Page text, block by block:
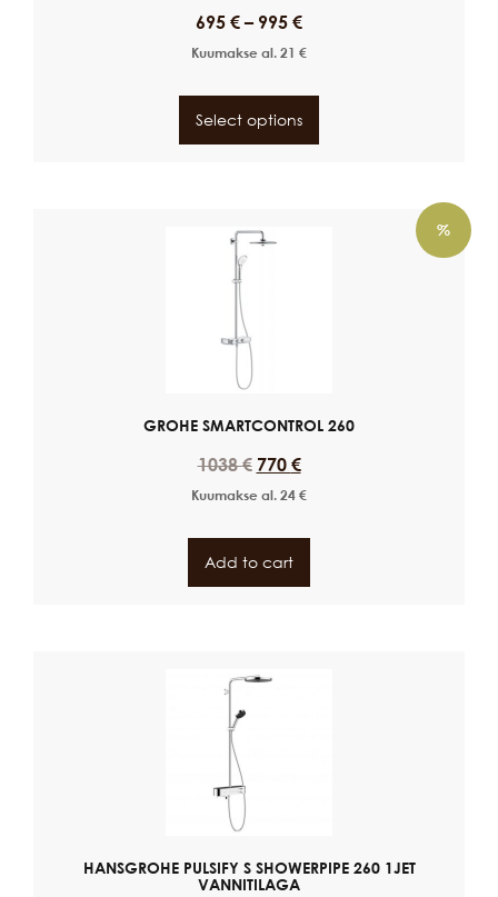
695 € – 995 €
Kuumakse al. 21 €
Select options
%
GROHE SMARTCONTROL 260
1038€ 770 €
Kuumakse al. 24 €
Add to cart
HANSGROHE PULSIFY S SHOWERPIPE 260 1JET
VANNITILAGA